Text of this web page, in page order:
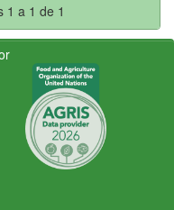
1 a 1 de 1